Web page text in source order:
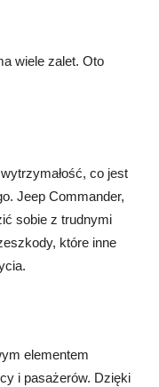
wiele zalet. Oto
co jest
Jeep Commander,
sobie z trudnymi
które inne
elementem
i pasażerów. Dzięki